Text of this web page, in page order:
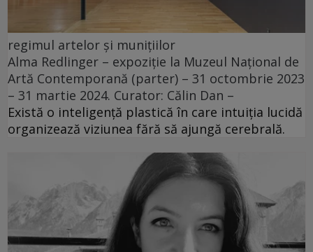
regimul artelor și munițiilor
Alma Redlinger – expoziție la Muzeul Național de
Artă Contemporană (parter) – 31 octombrie 2023
– 31 martie 2024. Curator: Călin Dan –
Există o inteligență plastică în care intuiția lucidă
organizează viziunea fără să ajungă cerebrală.